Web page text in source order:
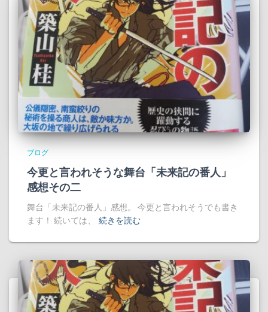
ブログ
今更と言われそうな舞台「未来記の番人」
感想その二
舞台「未来記の番人」感想。 今更と言われそうでも書き
ます！ 続いては、
続きを読む